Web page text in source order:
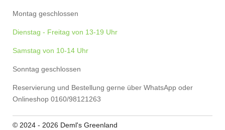
Montag geschlossen
Dienstag - Freitag von 13-19 Uhr
Samstag von 10-14 Uhr
Sonntag geschlossen
Reservierung und Bestellung gerne über WhatsApp oder
Onlineshop 0160/98121263
© 2024 - 2026 Deml's Greenland